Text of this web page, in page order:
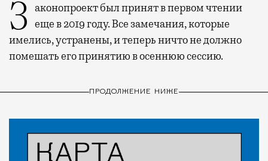
Законопроект был принят в первом чтении еще в 2019 году. Все замечания, которые
имелись, устранены, и теперь ничто не должно
помешать его принятию в осеннюю сессию.
ПРОДОЛЖЕНИЕ НИЖЕ